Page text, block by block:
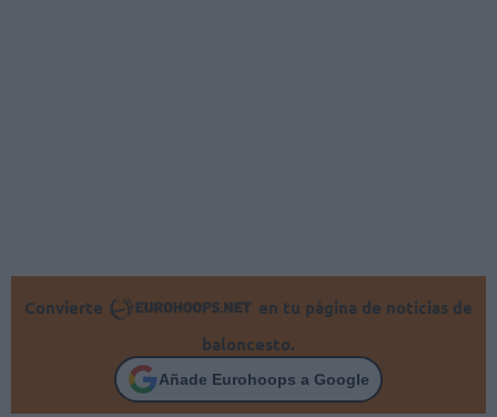
Convierte
en tu página de noticias de
baloncesto.
Añade Eurohoops a Google